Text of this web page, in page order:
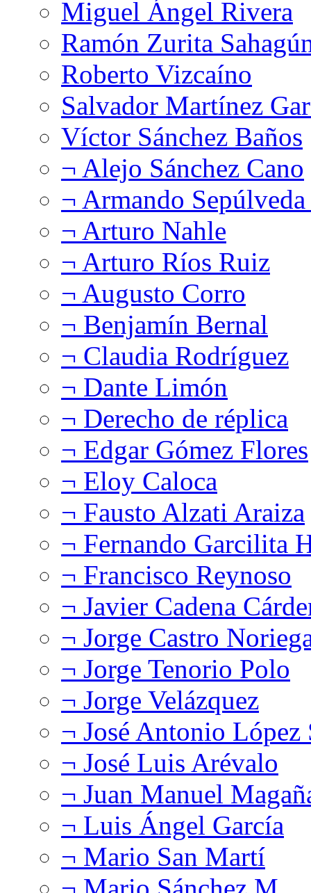
Miguel Ángel Rivera
Ramón Zurita
Roberto Vizcaíno
Salvador Martínez
Víctor Sánchez Baños
¬ Alejo Sánchez Cano
¬ Armando
¬ Arturo Nahle
¬ Arturo Ríos Ruiz
¬ Augusto Corro
¬ Benjamín Bernal
¬ Claudia Rodríguez
¬ Dante Limón
¬ Derecho de réplica
¬ Edgar Gómez Flores
¬ Eloy Caloca
¬ Fausto Alzati Araiza
¬ Fernando Garcilita
¬ Francisco Reynoso
¬ Javier Cadena
¬ Jorge Castro
¬ Jorge Tenorio Polo
¬ Jorge Velázquez
¬ José Antonio López
¬ José Luis Arévalo
¬ Juan Manuel
¬ Luis Ángel García
¬ Mario San Martí